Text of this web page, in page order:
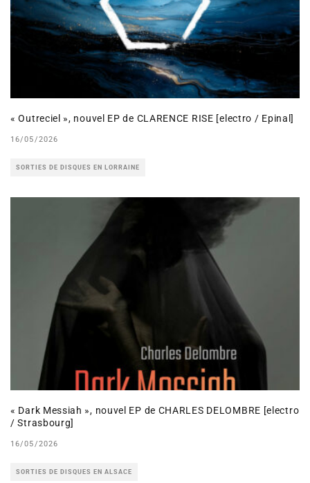
« Outreciel », nouvel EP de CLARENCE RISE [electro / Epinal]
16/05/2026
SORTIES DE DISQUES EN LORRAINE
« Dark Messiah », nouvel EP de CHARLES DELOMBRE [electro
/ Strasbourg]
16/05/2026
SORTIES DE DISQUES EN ALSACE